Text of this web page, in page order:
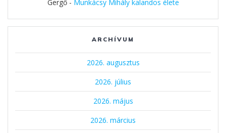
Gergő- Munkácsy Mihály kalandos élete
ARCHÍVUM
2026. augusztus
2026. július
2026. május
2026. március